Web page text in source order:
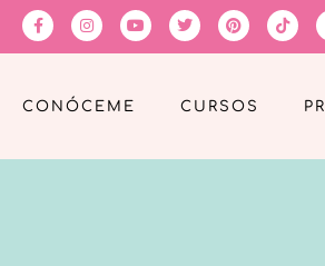
CONÓCEME CURSOS